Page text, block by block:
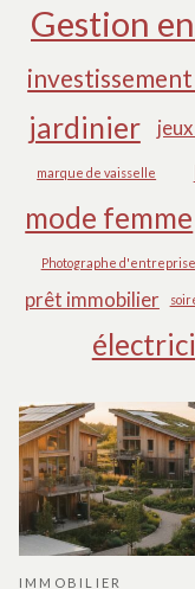
Gestion
jardinier
marque de vaisselle
mode femme
Photographe d'entreprise
prêt immobilier
IMMOBILIER